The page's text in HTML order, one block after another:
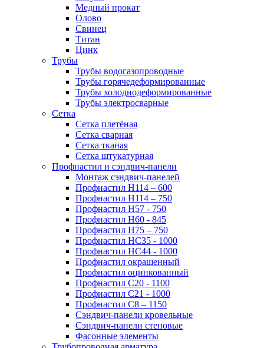
Медный прокат
Олово
Свинец
Титан
Цинк
Трубы
Трубы водогазопроводные
Трубы горячедеформированные
Трубы холоднодеформированные
Трубы электросварные
Сетка
Сетка плетёная
Сетка сварная
Сетка тканая
Сетка штукатурная
Профнастил и сэндвич-панели
Монтаж сэндвич-панелей
Профнастил Н114 – 600
Профнастил Н114 – 750
Профнастил Н57 - 750
Профнастил Н60 - 845
Профнастил Н75 – 750
Профнастил НС35 - 1000
Профнастил НС44 - 1000
Профнастил окрашенный
Профнастил оцинкованный
Профнастил С20 - 1100
Профнастил С21 - 1000
Профнастил С8 – 1150
Сэндвич-панели кровельные
Сэндвич-панели стеновые
Фасонные элементы